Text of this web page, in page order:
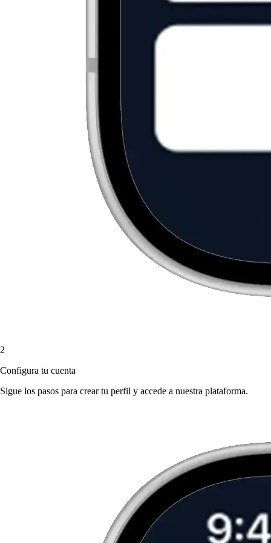
2
Configura tu cuenta
Sigue los pasos para crear tu perfil y accede a nuestra plataforma.